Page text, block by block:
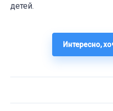
детей.
Интересно,